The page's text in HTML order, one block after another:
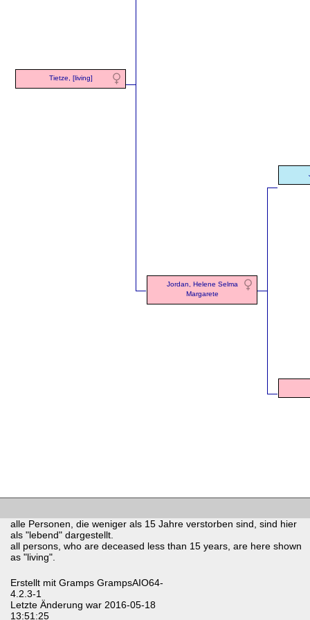
Tietze, [living]
Jordan, Helene Selma
Margarete
alle Personen, die weniger als 15 Jahre verstorben sind, sind hier
als "lebend" dargestellt.
all persons, who are deceased less than 15 years, are here shown
as "living".
Erstellt mit Gramps GrampsAIO64-
4.2.3-1
Letzte Änderung war 2016-05-18
13:51:25